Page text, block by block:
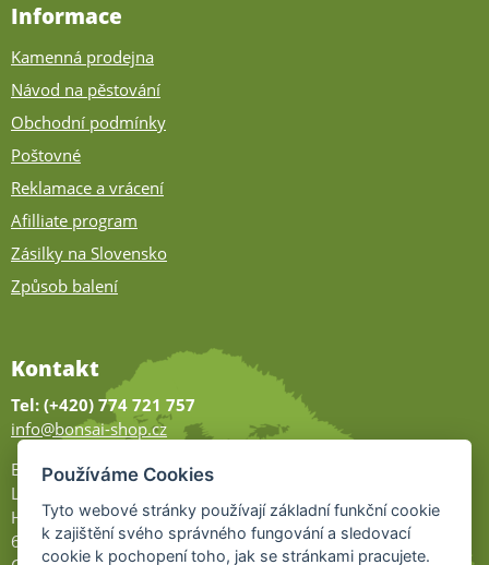
Informace
Kamenná prodejna
Návod na pěstování
Obchodní podmínky
Poštovné
Reklamace a vrácení
Afilliate program
Zásilky na Slovensko
Způsob balení
Kontakt
Tel: (+420) 774 721 757
info@bonsai-shop.cz
Bonsai-shop
Legionářů 2
Hodonín
695 01
Používáme Cookies
Tyto webové stránky používají základní funkční cookie
k zajištění svého správného fungování a sledovací
cookie k pochopení toho, jak se stránkami pracujete.